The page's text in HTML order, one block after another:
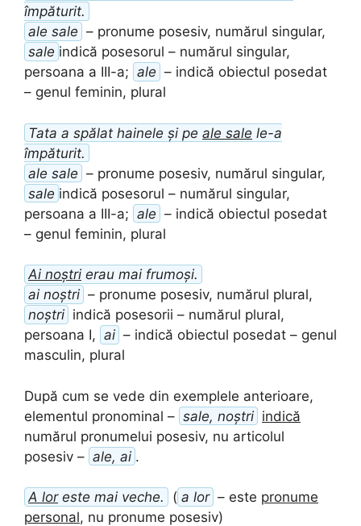
împăturit.
ale sale – pronume posesiv, numărul singular,
sale indică posesorul – numărul singular,
persoana a III-a; ale – indică obiectul posedat
– genul feminin, plural
Tata a spălat hainele și pe ale sale le-a
împăturit.
ale sale – pronume posesiv, numărul singular,
sale indică posesorul – numărul singular,
persoana a III-a; ale – indică obiectul posedat
– genul feminin, plural
Ai noștri erau mai frumoși.
ai noștri – pronume posesiv, numărul plural,
noștri indică posesorii – numărul plural,
persoana I, ai – indică obiectul posedat – genul
masculin, plural
După cum se vede din exemplele anterioare,
elementul pronominal – sale, noștri indică
numărul pronumelui posesiv, nu articolul
posesiv – ale, ai .
A loreste mai veche. ( a lor – este pronume
personal, nu pronume posesiv)